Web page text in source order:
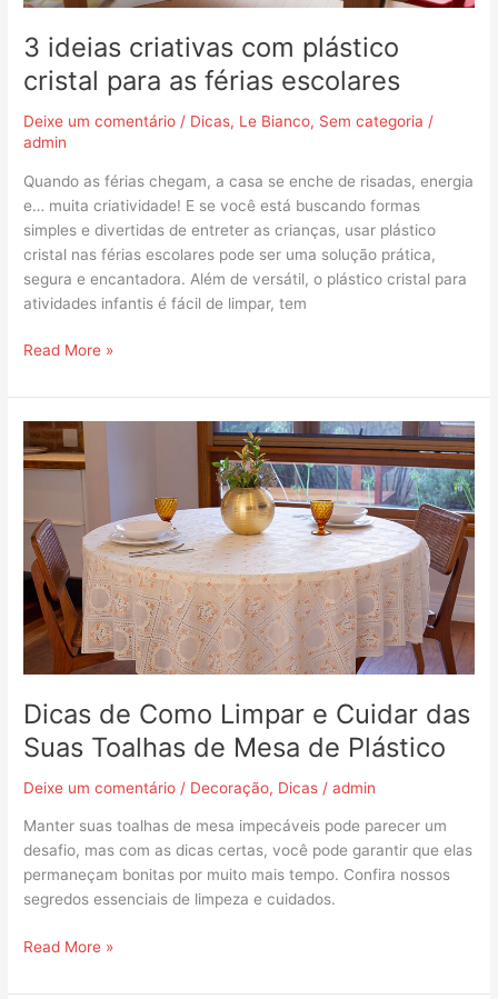
3 ideias criativas com plástico
cristal para as férias escolares
Deixe um comentário / Dicas, Le Bianco, Sem categoria /
admin
Quando as férias chegam, a casa se enche de risadas, energia
e… muita criatividade! E se você está buscando formas
simples e divertidas de entreter as crianças, usar plástico
cristal nas férias escolares pode ser uma solução prática,
segura e encantadora. Além de versátil, o plástico cristal para
atividades infantis é fácil de limpar, tem
Read More »
Dicas de Como Limpar e Cuidar das
Suas Toalhas de Mesa de Plástico
Deixe um comentário / Decoração, Dicas /admin
Manter suas toalhas de mesa impecáveis pode parecer um
desafio, mas com as dicas certas, você pode garantir que elas
permaneçam bonitas por muito mais tempo. Confira nossos
segredos essenciais de limpeza e cuidados.
Dicas
de
e
Cuidar
das
Suas
Toalhas
de
Mesa
de
Plástico
Read More »